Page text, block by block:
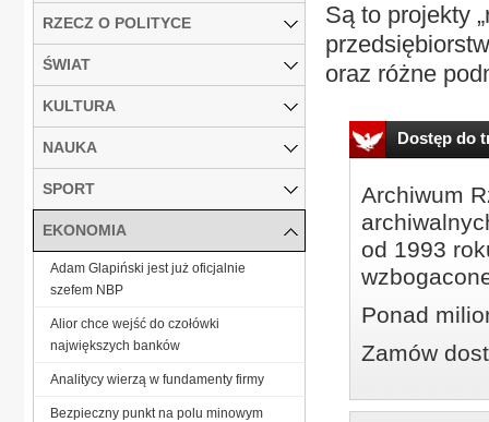
Są to projekty
oraz różne
Dostęp do
Archiwum
od 1993
Ponad
Zamów
RZECZ O POLITYCE
ŚWIAT
KULTURA
NAUKA
SPORT
EKONOMIA
Adam Glapiński jest już oficjalnie
szefem NBP
Alior chce wejść do czołówki
największych banków
Analitycy wierzą w fundamenty firmy
Bezpieczny punkt na polu minowym